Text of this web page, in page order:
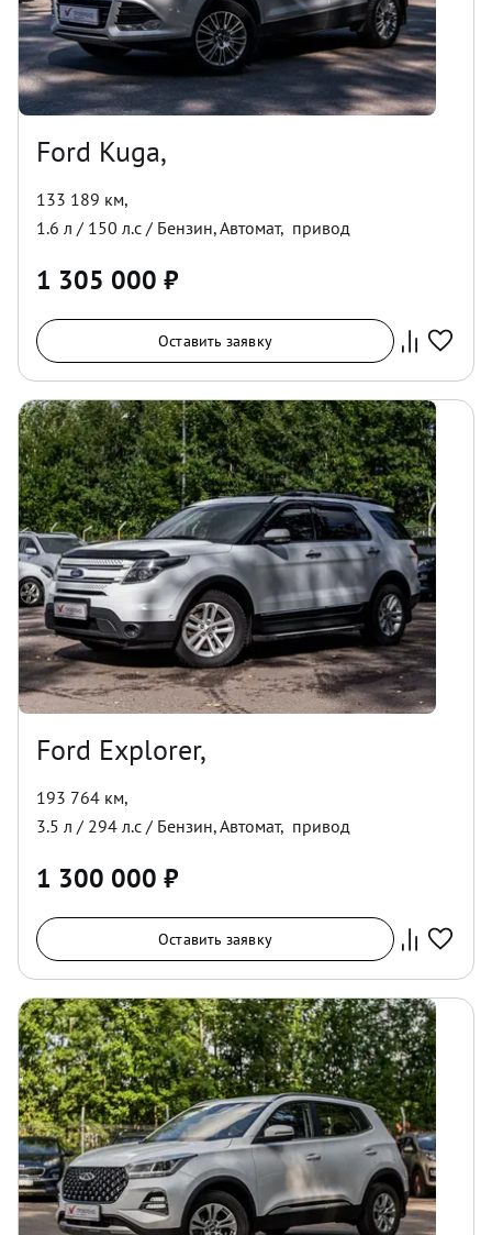
Ford Kuga,
133 189 км,
1.6 л / 150 л.с / Бензин,Автомат, привод
1 305 000 ₽
Оставить заявку
Ford Explorer,
193 764 км,
3.5 л / 294 л.с / Бензин,Автомат, привод
1 300 000 ₽
Оставить заявку